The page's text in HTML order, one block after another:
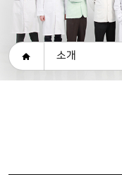
소개